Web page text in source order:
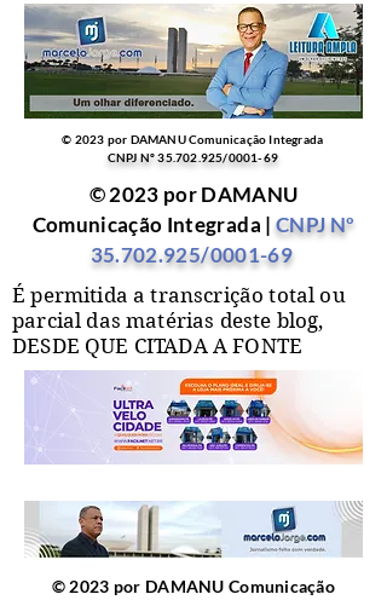
© 2023 por DAMANU Comunicação Integrada
CNPJ Nº35.702.925/0001-69
© 2023 por DAMANU
Comunicação Integrada | CNPJ Nº
35.702.925/0001-69
É permitida a transcrição total ou
parcial das matérias deste blog,
DESDE QUE CITADA A FONTE
© 2023 por DAMANU Comunicação